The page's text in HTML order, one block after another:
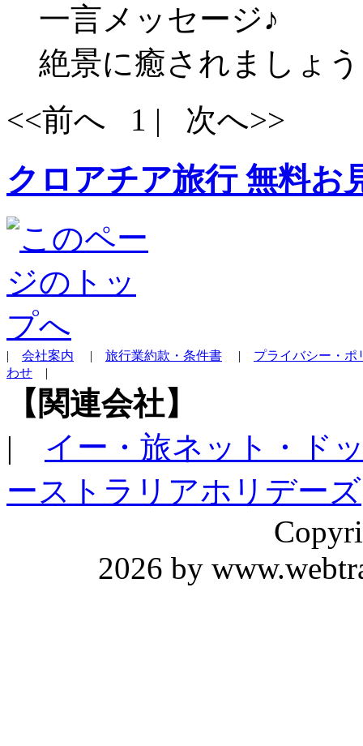
一言メッセージ♪
絶景に癒されましょ
<<前へ 1 | 次へ>>
クロアチア旅行 無料お
| 会社案内 | 旅行業約款・条件書 | プライバシー・ポ
わせ |
【関連会社】
| イー・旅ネット・ド
ーストラリアホリデーズ
2026 by